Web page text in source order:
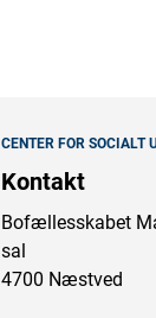
CENTER FOR SOCIALT
Kontakt
Bofællesskabet
sal
4700 Næstved